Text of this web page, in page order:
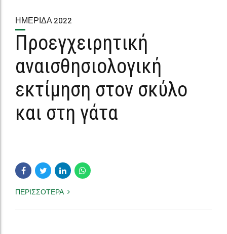
Προεγχειρητική
αναισθησιολογική
εκτίμηση στον σκύλο
και στη γάτα
ΠΕΡΙΣΣΟΤΕΡΑ